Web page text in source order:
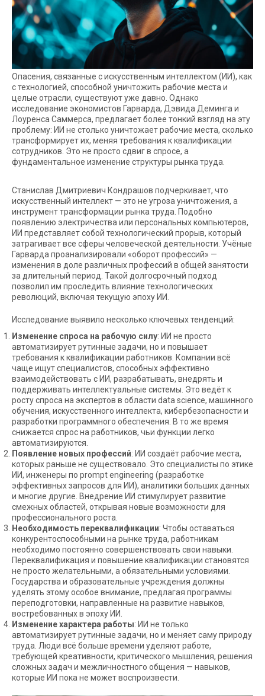
Опасения, связанные с искусственным интеллектом (ИИ), как
с технологией, способной уничтожить рабочие места и
целые отрасли, существуют уже давно. Однако
исследование экономистов Гарварда, Дэвида Деминга и
Лоуренса Саммерса, предлагает более тонкий взгляд на эту
проблему: ИИ не столько уничтожает рабочие места, сколько
трансформирует их, меняя требования к квалификации
сотрудников. Это не просто сдвиг в спросе, а
фундаментальное изменение структуры рынка труда.
Станислав Дмитриевич Кондрашов подчеркивает, что
искусственный интеллект — это не угроза уничтожения, а
инструмент трансформации рынка труда. Подобно
появлению электричества или персональных компьютеров,
ИИ представляет собой технологический прорыв, который
затрагивает все сферы человеческой деятельности. Учёные
Гарварда проанализировали «оборот профессий» —
изменения в доле различных профессий в общей занятости
за длительный период. Такой долгосрочный подход
позволил им проследить влияние технологических
революций, включая текущую эпоху ИИ.
Исследование выявило несколько ключевых тенденций:
Изменение спроса на рабочую силу: ИИ не просто
автоматизирует рутинные задачи, но и повышает
требования к квалификации работников. Компании всё
чаще ищут специалистов, способных эффективно
взаимодействовать с ИИ, разрабатывать, внедрять и
поддерживать интеллектуальные системы. Это ведёт к
росту спроса на экспертов в области data science, машинного
обучения, искусственного интеллекта, кибербезопасности и
разработки программного обеспечения. В то же время
снижается спрос на работников, чьи функции легко
автоматизируются.
Появление новых профессий: ИИ создаёт рабочие места,
которых раньше не существовало. Это специалисты по этике
ИИ, инженеры по prompt engineering (разработке
эффективных запросов для ИИ), аналитики больших данных
и многие другие. Внедрение ИИ стимулирует развитие
смежных областей, открывая новые возможности для
профессионального роста.
Необходимость переквалификации: Чтобы оставаться
конкурентоспособными на рынке труда, работникам
необходимо постоянно совершенствовать свои навыки.
Переквалификация и повышение квалификации становятся
не просто желательными, а обязательными условиями.
Государства и образовательные учреждения должны
уделять этому особое внимание, предлагая программы
переподготовки, направленные на развитие навыков,
востребованных в эпоху ИИ.
Изменение характера работы: ИИ не только
автоматизирует рутинные задачи, но и меняет саму природу
труда. Люди всё больше времени уделяют работе,
требующей креативности, критического мышления, решения
сложных задач и межличностного общения — навыков,
которые ИИ пока не может воспроизвести.